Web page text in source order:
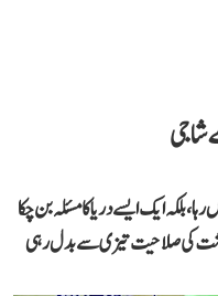
شاجی
بلکہ ایک ایسے دریا کا مسئلہ بن چکا
کی صلاحیت تیزی سے بدل رہی